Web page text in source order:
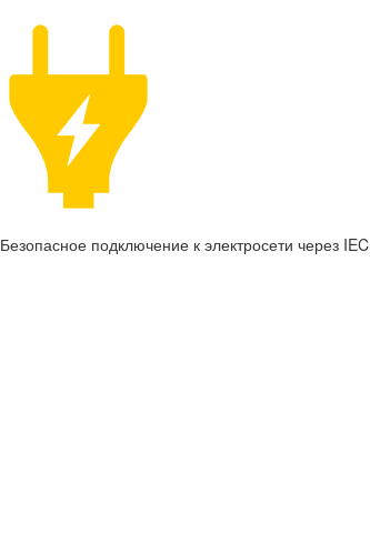
Безопасное подключение к электросети через IEC